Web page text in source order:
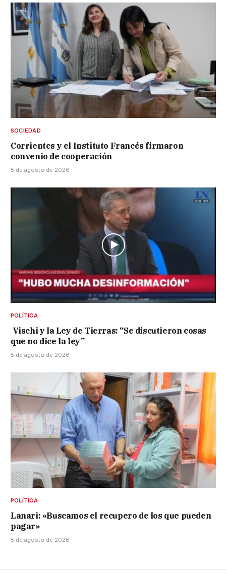
SOCIEDAD
Corrientes y el Instituto Francés firmaron
convenio de cooperación
5 de agosto de 2026
POLÍTICA
Vischi y la Ley de Tierras: “Se discutieron cosas
que no dice la ley”
5 de agosto de 2026
POLÍTICA
Lanari: «Buscamos el recupero de los que pueden
pagar»
5 de agosto de 2026